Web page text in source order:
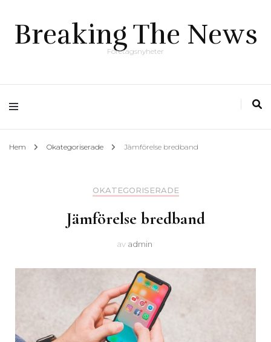
Breaking The News
Företagsnyheter
Hem Okategoriserade Jämförelse bredband
OKATEGORISERADE
Jämförelse bredband
av admin